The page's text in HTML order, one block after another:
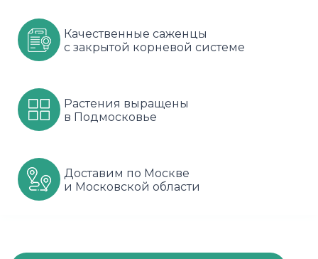
Черемуховое дерева
Шарафуга
Яблони
Рябина красная
Смородина
Черника
Шиповник
Розовые розы
Сиреневые
Флорибунда
Чайно гибридные
Качественные саженцы
с закрытой корневой системе
Растения выращены
в Подмосковье
Доставим по Москве
и Московской области